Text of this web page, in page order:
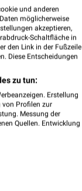
und anderen
möglicherweise
akzeptieren,
Schaltfläche in
den Link in der Fußzeile
Diese Entscheidungen
zu tun:
Erstellung
von Profilen zur
Messung der
Quellen. Entwicklung